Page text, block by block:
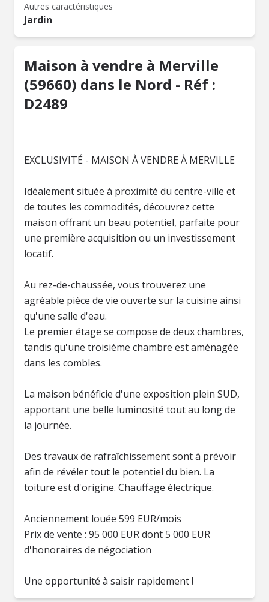
Autres caractéristiques
Jardin
Maison à vendre à Merville
(59660) dans le Nord - Réf :
D2489
EXCLUSIVITÉ - MAISON À VENDRE À MERVILLE
Idéalement située à proximité du centre-ville et
de toutes les commodités, découvrez cette
maison offrant un beau potentiel, parfaite pour
une première acquisition ou un investissement
locatif.
Au rez-de-chaussée, vous trouverez une
agréable pièce de vie ouverte sur la cuisine ainsi
qu'une salle d'eau.
Le premier étage se compose de deux chambres,
tandis qu'une troisième chambre est aménagée
dans les combles.
La maison bénéficie d'une exposition plein SUD,
apportant une belle luminosité tout au long de
la journée.
Des travaux de rafraîchissement sont à prévoir
afin de révéler tout le potentiel du bien. La
toiture est d'origine. Chauffage électrique.
Anciennement louée 599 EUR/mois
Prix de vente : 95 000 EUR dont 5 000 EUR
d'honoraires de négociation
Une opportunité à saisir rapidement !